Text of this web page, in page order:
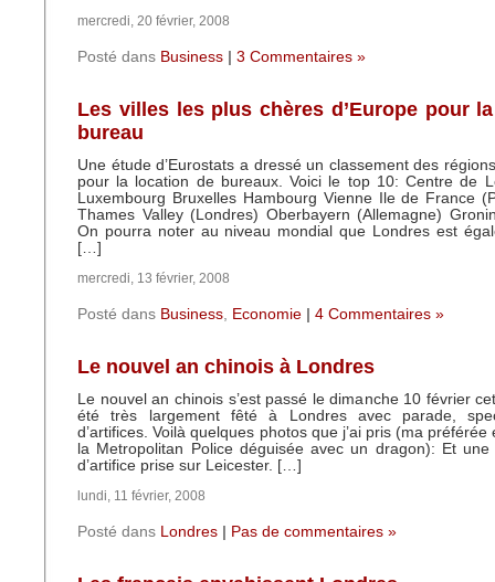
mercredi, 20 février, 2008
Posté dans Business 3 Commentaires »
Les villes les plus chères d’Europe pour
bureau
Une étude d’Eurostats a dressé un classement des
pour la location de bureaux. Voici le top 10: Centre de
Luxembourg Bruxelles Hambourg Vienne Ile de France
Thames Valley (Londres) Oberbayern (Allemagne)
On pourra noter au niveau mondial que Londres est
[…]
mercredi, 13 février, 2008
Posté dans Business, Economie 4 Commentaires »
Le nouvel an chinois à Londres
Le nouvel an chinois s’est passé le dimanche 10 février
été très largement fêté à Londres avec parade,
d’artifices. Voilà quelques photos que j’ai pris (ma
la Metropolitan Police déguisée avec un dragon): Et une
d’artifice prise sur Leicester. […]
lundi, 11 février, 2008
Posté dans Londres Pas de commentaires »